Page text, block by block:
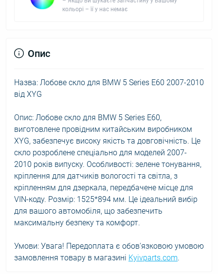
кольорі – її у нас немає
Опис
Назва: Лобове скло для BMW 5 Series E60 2007-2010
від XYG
Опис: Лобове скло для BMW 5 Series E60,
виготовлене провідним китайським виробником
XYG, забезпечує високу якість та довговічність. Це
скло розроблене спеціально для моделей 2007-
2010 років випуску. Особливості: зелене тонування,
кріплення для датчиків вологості та світла, з
кріпленням для дзеркала, передбачене місце для
VIN-коду. Розмір: 1525*894 мм. Це ідеальний вибір
для вашого автомобіля, що забезпечить
максимальну безпеку та комфорт.
Умови: Увага! Передоплата є обов'язковою умовою
замовлення товару в магазині Kyivparts.com.